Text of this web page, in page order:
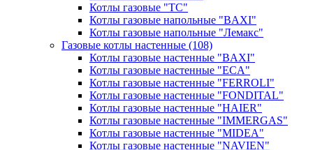
Котлы газовые "ТС"
Котлы газовые напольные "BAXI"
Котлы газовые напольные "Лемакс"
Газовые котлы настенные (108)
Котлы газовые настенные "BAXI"
Котлы газовые настенные "ECA"
Котлы газовые настенные "FERROLI"
Котлы газовые настенные "FONDITAL"
Котлы газовые настенные "HAIER"
Котлы газовые настенные "IMMERGAS"
Котлы газовые настенные "MIDEA"
Котлы газовые настенные "NAVIEN"